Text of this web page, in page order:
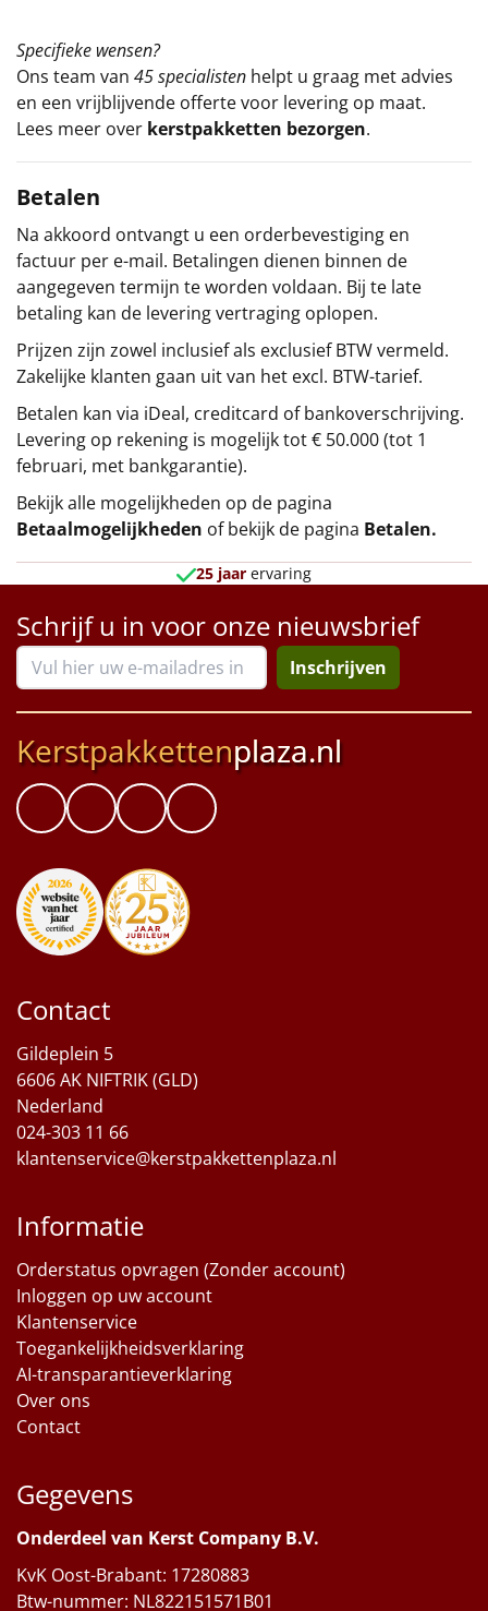
Specifieke wensen?
Ons team van 45 specialisten helpt u graag met advies
en een vrijblijvende offerte voor levering op maat.
Lees meer over kerstpakketten bezorgen.
Betalen
Na akkoord ontvangt u een orderbevestiging en
factuur per e-mail. Betalingen dienen binnen de
aangegeven termijn te worden voldaan. Bij te late
betaling kan de levering vertraging oplopen.
Prijzen zijn zowel inclusief als exclusief BTW vermeld.
Zakelijke klanten gaan uit van het excl. BTW-tarief.
Betalen kan via iDeal, creditcard of bankoverschrijving.
Levering op rekening is mogelijk tot € 50.000 (tot 1
februari, met bankgarantie).
Bekijk alle mogelijkheden op de pagina
Betaalmogelijkheden of bekijk de pagina Betalen.
25 jaar ervaring
Schrijf u in voor onze nieuwsbrief
Inschrijven
Kerstpakkettenplaza.nl
Contact
Gildeplein 5
6606 AK NIFTRIK (GLD)
Nederland
024-303 11 66
klantenservice@kerstpakkettenplaza.nl
Informatie
Orderstatus opvragen (Zonder account)
Inloggen op uw account
Klantenservice
Toegankelijkheidsverklaring
AI-transparantieverklaring
Over ons
Contact
Gegevens
Onderdeel van Kerst Company B.V.
KvK Oost-Brabant: 17280883
Btw-nummer: NL822151571B01